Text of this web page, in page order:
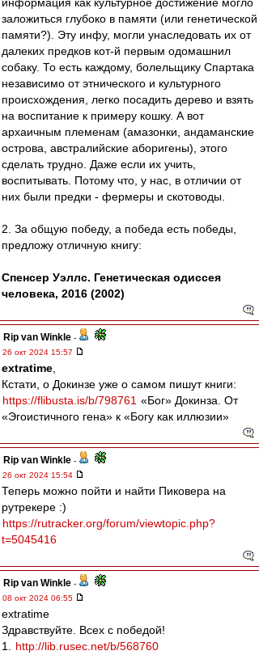
заложиться глубоко в памяти (или генетической
памяти?). Эту инфу, могли унаследовать их от
далеких предков кот-й первым одомашнил
собаку. То есть каждому, болельщику Спартака
независимо от этнического и культурного
происхождения, легко посадить дерево и взять
на воспитание к примеру кошку. А вот
архаичным племенам (амазонки, андаманские
острова, австралийские аборигены), этого
сделать трудно. Даже если их учить,
воспитывать. Потому что, у нас, в отличии от
них были предки - фермеры и скотоводы.
2. За общую победу, а победа есть победы,
предложу отличную книгу:
Спенсер Уэллс. Генетическая одиссея
человека, 2016 (2002)
Rip van Winkle -
26 окт 2024 15:57
extratime
Кстати, о Докинзе уже о самом пишут книги:
https://flibusta.is/b/798761 «Бог» Докинза. От
«Эгоистичного гена» к «Богу как иллюзии»
Rip van Winkle -
26 окт 2024 15:54
Теперь можно пойти и найти Пиковера на
рутрекере :)
https://rutracker.org/forum/viewtopic.php?
t=5045416
Rip van Winkle -
08 окт 2024 06:55
extratime
Здравствуйте. Всех с победой!
1.
http://lib.rusec.net/b/568760